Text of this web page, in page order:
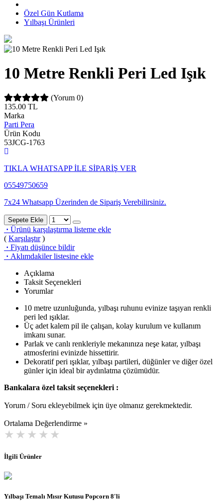
Özel Gün Kutlama
Yılbaşı Ürünleri
10 Metre Renkli Peri Led Işık
(Yorum 0)
135.00 TL
Marka
Parti Pera
Ürün Kodu
53JCG-1763
TIKLA WHATSAPP İLE SİPARİŞ VER
05549750659
7x24 Whatsapp Üzerinden de Sipariş Verebilirsiniz.
Sepete Ekle
· Ürünü karşılaştırma listeme ekle
( Karşılaştır)
· Fiyatı düşünce bildir
· Aklımdakiler listesine ekle
Açıklama
Taksit Seçenekleri
Yorumlar
10 metre uzunluğunda, yılbaşı ruhunu evinize taşıyan renkli
peri led ışıklar.
Üç adet kalem pil ile çalışan, kolay kurulum ve kullanım
imkanı sunar.
Parlak ve canlı renkleriyle mekanınıza neşe katar, yılbaşı
atmosferini evinizde hissettirir.
Dekoratif peri ışıklar, yılbaşı partileri, düğünler ve diğer özel
günler için ideal bir aydınlatma çözümüdür.
Bankalara özel taksit seçenekleri :
Yorum / Soru ekleyebilmek için üye olmanız gerekmektedir.
Ortalama Değerlendirme »
İlgili Ürünler
Yılbaşı Temalı Mısır Kutusu Popcorn 8'li